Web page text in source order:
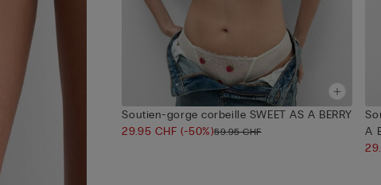
Soutien-gorge corbeille SWEET AS A BERRY
29.95 CHF (-50%)59.95 CHF
A